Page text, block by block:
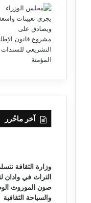
آخر ماحُرر
وزارة الثقافة
التراث في وادان
صون الموروث
والسياحة الثقافية